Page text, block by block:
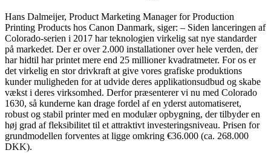
Hans Dalmeijer, Product Marketing Manager for Production
Printing Products hos Canon Danmark, siger: – Siden lanceringen af
Colorado-serien i 2017 har teknologien virkelig sat nye standarder
på markedet. Der er over 2.000 installationer over hele verden, der
har hidtil har printet mere end 25 millioner kvadratmeter. For os er
det virkelig en stor drivkraft at give vores grafiske produktions
kunder muligheden for at udvide deres applikationsudbud og skabe
vækst i deres virksomhed. Derfor præsenterer vi nu med Colorado
1630, så kunderne kan drage fordel af en yderst automatiseret,
robust og stabil printer med en modulær opbygning, der tilbyder en
høj grad af fleksibilitet til et attraktivt investeringsniveau. Prisen for
grundmodellen forventes at ligge omkring €36.000 (ca. 268.000
DKK).